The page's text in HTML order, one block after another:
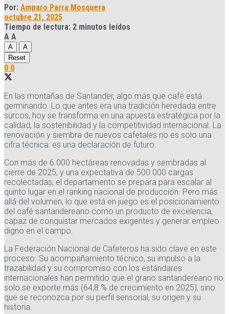
Por: Amparo Parra Mosquera
octubre 21, 2025
Tiempo de lectura: 2 minutos leídos
A A
A
A
Reset
0 0
En las montañas de Santander, algo más que café está
germinando. Lo que antes era una tradición heredada entre
surcos, hoy se transforma en una apuesta estratégica por la
calidad, la sostenibilidad y la competitividad internacional. La
renovación y siembra de nuevos cafetales no es solo una
cifra técnica: es una declaración de futuro.
Con más de 6.000 hectáreas renovadas y sembradas al
cierre de 2025, y una expectativa de 500.000 cargas
recolectadas, el departamento se prepara para escalar al
quinto lugar en el ranking nacional de producción. Pero más
allá del volumen, lo que está en juego es el posicionamiento
del café santandereano como un producto de excelencia,
capaz de conquistar mercados exigentes y generar empleo
digno en el campo.
La Federación Nacional de Cafeteros ha sido clave en este
proceso. Su acompañamiento técnico, su impulso a la
trazabilidad y su compromiso con los estándares
internacionales han permitido que el grano santandereano no
solo se exporte más (64,8 % de crecimiento en 2025), sino
que se reconozca por su perfil sensorial, su origen y su
historia.